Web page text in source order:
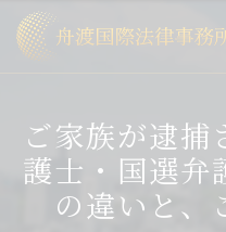
ご家族が逮捕
護士・国選弁
の違いと、